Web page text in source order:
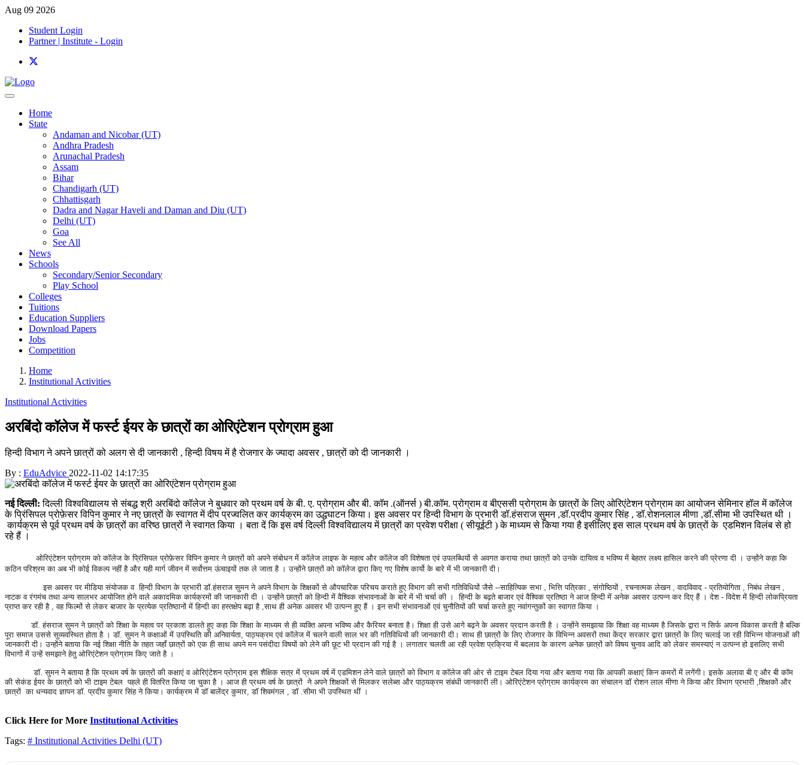
Aug 09 2026
Student Login
Partner | Institute - Login
Home
State
Andaman and Nicobar (UT)
Andhra Pradesh
Arunachal Pradesh
Assam
Bihar
Chandigarh (UT)
Chhattisgarh
Dadra and Nagar Haveli and Daman and Diu (UT)
Delhi (UT)
Goa
See All
News
Schools
Secondary/Senior Secondary
Play School
Colleges
Tuitions
Education Suppliers
Download Papers
Jobs
Competition
Home
Institutional Activities
Institutional Activities
अरबिंदो कॉलेज में फर्स्ट ईयर के छात्रों का ओरिएंटेशन प्रोग्राम हुआ
हिन्दी विभाग ने अपने छात्रों को अलग से दी जानकारी , हिन्दी विषय में है रोजगार के ज्यादा अवसर , छात्रों को दी जानकारी ।
By : EduAdvice 2022-11-02 14:17:35
नई दिल्ली: दिल्ली विश्वविद्यालय से संबद्ध श्री अरबिंदो कॉलेज ने बुधवार को प्रथम वर्ष के बी. ए. प्रोग्राम और बी. कॉम .(ऑनर्स ) बी.कॉम. प्रोग्राम व बीएससी प्रोग्राम के छात्रों के लिए ओरिएंटेशन प्रोग्राम का आयोजन सेमिनार हॉल में कॉलेज
के प्रिंसिपल प्रोफ़ेसर विपिन कुमार ने नए छात्रों के स्वागत में दीप प्रज्वलित कर कार्यक्रम का उद्धघाटन किया। इस अवसर पर हिन्दी विभाग के प्रभारी डॉ.हंसराज सुमन ,डॉ.प्रदीप कुमार सिंह , डॉ.रोशनलाल मीणा ,डॉ.सीमा भी उपस्थित थी ।
कार्यक्रम से पूर्व प्रथम वर्ष के छात्रों का वरिष्ठ छात्रों ने स्वागत किया । बता दें कि इस वर्ष दिल्ली विश्वविद्यालय में छात्रों का प्रवेश परीक्षा ( सीयूईटी ) के माध्यम से किया गया है इसीलिए इस साल प्रथम वर्ष के छात्रों के एडमिशन विलंब से हो
रहे हैं ।
ओरिएंटेशन प्रोग्राम को कॉलेज के प्रिंसिपल प्रोफ़ेसर विपिन कुमार ने छात्रों को अपने संबोधन में कॉलेज लाइफ के महत्व और कॉलेज की विशेषता एवं उपलब्धियों से अवगत कराया तथा छात्रों को उनके दायित्व व भविष्य में बेहतर लक्ष्य हासिल करने की प्रेरणा दी । उन्होंने कहा कि
कठिन परिश्रम का अब भी कोई विकल्प नहीं है और यही मार्ग जीवन में सर्वोत्तम ऊंचाइयों तक ले जाता है । उन्होंने छात्रों को कॉलेज द्वारा किए गए विशेष कार्यो के बारे में भी जानकारी दी।
इस अवसर पर मीडिया संयोजक व हिन्दी विभाग के प्रभारी डॉ.हंसराज सुमन ने अपने विभाग के शिक्षकों से औपचारिक परिचय कराते हुए विभाग की सभी गतिविधियों जैसे --साहित्यिक सभा , भित्ति पत्रिका , संगोष्ठियों , रचनात्मक लेखन , वादविवाद - प्रतियोगिता , निबंध लेखन ,
नाटक व रंगमंच तथा अन्य सालभर आयोजित होने वाले अकादमिक कार्यक्रमों की जानकारी दी । उन्होंने छात्रों को हिन्दी में वैश्विक संभावनाओं के बारे में भी चर्चा की । हिन्दी के बढ़ते बाजार एवं वैश्विक प्रतिष्ठा ने आज हिन्दी में अनेक अवसर उत्पन्न कर दिए हैं । देश - विदेश में हिन्दी लोकप्रियता
प्राप्त कर रही है , वह फिल्मों से लेकर बाजार के प्रत्येक प्रतिष्ठानों में हिन्दी का हस्तक्षेप बढ़ा है ,साथ ही अनेक अवसर भी उत्पन्न हुए हैं । इन सभी संभावनाओं एवं चुनौतियों की चर्चा करते हुए नवांगन्तुकों का स्वागत किया ।
डॉ. हंसराज सुमन ने छात्रों को शिक्षा के महत्व पर प्रकाश डालते हुए कहा कि शिक्षा के माध्यम से ही व्यक्ति अपना भविष्य और कैरियर बनाता है। शिक्षा ही उसे आगे बढ़ने के अवसर प्रदान करती है । उन्होंने समझाया कि शिक्षा वह माध्यम है जिसके द्वारा न सिर्फ अपना विकास करती है बल्कि
पूरा समाज उससे सुव्यवस्थित होता है । डॉ. सुमन ने कक्षाओं में उपस्थिति की अनिवार्यता, पाठ्यक्रम एवं कॉलेज में चलने वाली साल भर की गतिविधियों की जानकारी दी। साथ ही छात्रों के लिए रोजगार के विभिन्न अवसरों तथा केंद्र सरकार द्वारा छात्रों के लिए चलाई जा रही विभिन्न योजनाओं की
जानकारी दी। उन्होंने बताया कि नई शिक्षा नीति के तहत जहाँ छात्रों को एक ही साथ अपने मन पसंदीदा विषयों को लेने की छूट भी प्रदान की गई है । लगातार चलती आ रही प्रवेश प्रक्रिया में बदलाव के कारण अनेक छात्रों को विषय चुनाव आदि को लेकर समस्याएं न उत्पन्न हो इसलिए सभी
विभागों में उन्हें समझाने हेतु ओरिएंटेशन प्रोग्राम किए जाते है ।
डॉ. सुमन ने बताया है कि प्रथम वर्ष के छात्रों की कक्षाएं व ओरिएंटेशन प्रोग्राम इस शैक्षिक सत्र में प्रथम वर्ष में एडमिशन लेने वाले छात्रों को विभाग व कॉलेज की ओर से टाइम टेबल दिया गया और बताया गया कि आपकी कक्षाएं किन कमरों में लगेंगी। इसके अलावा बी ए और बी कॉम
की सेकंड ईयर के छात्रों को भी टाइम टेबल पहले ही वितरित किया जा चुका है । आज ही प्रथम वर्ष के छात्रों ने अपने शिक्षकों से मिलकर सलेब्स और पाठ्यक्रम संबंधी जानकारी ली। ओरिएंटेशन प्रोग्राम कार्यक्रम का संचालन डॉ रोशन लाल मीणा ने किया और विभाग प्रभारी ,शिक्षकों और
छात्रों का धन्यवाद ज्ञापन डॉ. प्रदीप कुमार सिंह ने किया। कार्यक्रम में डॉ बालेंद्र कुमार, डॉ शिवमंगल , डॉ .सीमा भी उपस्थित थीं ।
Click Here for More Institutional Activities
Tags: # Institutional Activities Delhi (UT)